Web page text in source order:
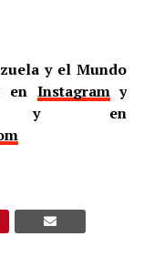
y el Mundo
en Instagramy
en